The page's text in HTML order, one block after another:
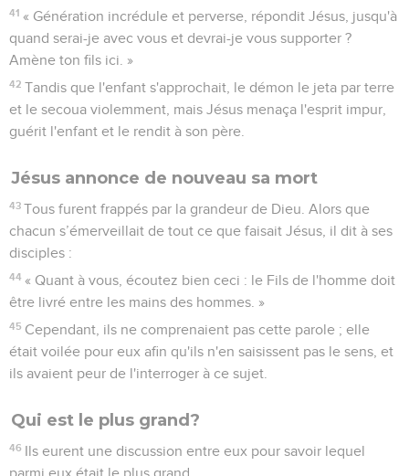
41 « Génération incrédule et perverse, répondit Jésus, jusqu'à
quand serai-je avec vous et devrai-je vous supporter ?
Amène ton fils ici. »
42 Tandis que l'enfant s'approchait, le démon le jeta par terre
et le secoua violemment, mais Jésus menaça l'esprit impur,
guérit l'enfant et le rendit à son père.
Jésus annonce de nouveau sa mort
43 Tous furent frappés par la grandeur de Dieu. Alors que
chacun s’émerveillait de tout ce que faisait Jésus, il dit à ses
disciples :
44 « Quant à vous, écoutez bien ceci : le Fils de l'homme doit
être livré entre les mains des hommes. »
45 Cependant, ils ne comprenaient pas cette parole ; elle
était voilée pour eux afin qu'ils n'en saisissent pas le sens, et
ils avaient peur de l'interroger à ce sujet.
Qui est le plus grand?
46 Ils eurent une discussion entre eux pour savoir lequel
parmi eux était le plus grand.